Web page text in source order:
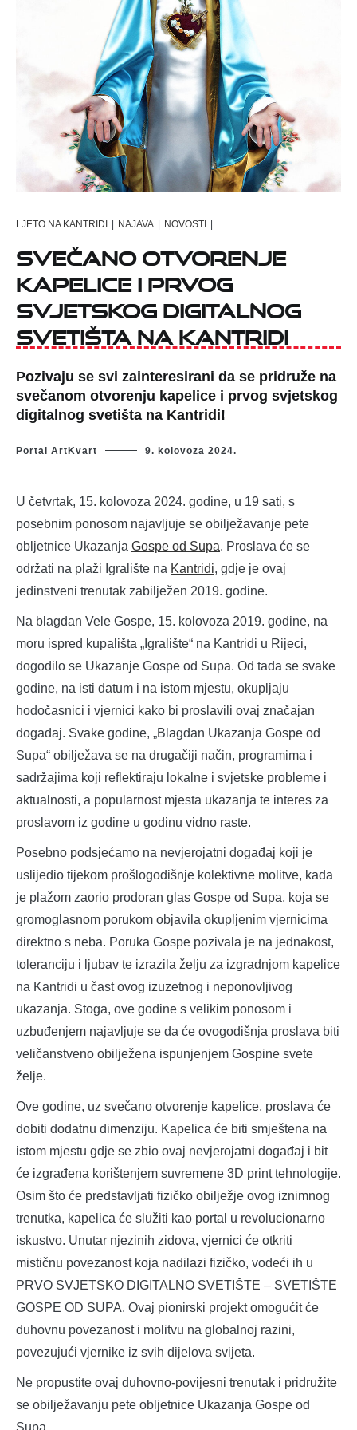
LJETO NA KANTRIDI | NAJAVA | NOVOSTI |
SVEČANO OTVORENJE
KAPELICE I PRVOG
SVJETSKOG DIGITALNOG
SVETIŠTA NA KANTRIDI
Pozivaju se svi zainteresirani da se pridruže na
svečanom otvorenju kapelice i prvog svjetskog
digitalnog svetišta na Kantridi!
Portal ArtKvart 9. kolovoza 2024.
U četvrtak, 15. kolovoza 2024. godine, u 19 sati, s
posebnim ponosom najavljuje se obilježavanje pete
obljetnice Ukazanja Gospe od Supa. Proslava će se
održati na plaži Igralište na Kantridi, gdje je ovaj
jedinstveni trenutak zabilježen 2019. godine.
Na blagdan Vele Gospe, 15. kolovoza 2019. godine, na
moru ispred kupališta „Igralište“ na Kantridi u Rijeci,
dogodilo se Ukazanje Gospe od Supa. Od tada se svake
godine, na isti datum i na istom mjestu, okupljaju
hodočasnici i vjernici kako bi proslavili ovaj značajan
događaj. Svake godine, „Blagdan Ukazanja Gospe od
Supa“ obilježava se na drugačiji način, programima i
sadržajima koji reflektiraju lokalne i svjetske probleme i
aktualnosti, a popularnost mjesta ukazanja te interes za
proslavom iz godine u godinu vidno raste.
Posebno podsjećamo na nevjerojatni događaj koji je
uslijedio tijekom prošlogodišnje kolektivne molitve, kada
je plažom zaorio prodoran glas Gospe od Supa, koja se
gromoglasnom porukom objavila okupljenim vjernicima
direktno s neba. Poruka Gospe pozivala je na jednakost,
toleranciju i ljubav te izrazila želju za izgradnjom kapelice
na Kantridi u čast ovog izuzetnog i neponovljivog
ukazanja. Stoga, ove godine s velikim ponosom i
uzbuđenjem najavljuje se da će ovogodišnja proslava biti
veličanstveno obilježena ispunjenjem Gospine svete
želje.
Ove godine, uz svečano otvorenje kapelice, proslava će
dobiti dodatnu dimenziju. Kapelica će biti smještena na
istom mjestu gdje se zbio ovaj nevjerojatni događaj i bit
će izgrađena korištenjem suvremene 3D print tehnologije.
Osim što će predstavljati fizičko obilježje ovog iznimnog
trenutka, kapelica će služiti kao portal u revolucionarno
iskustvo. Unutar njezinih zidova, vjernici će otkriti
mističnu povezanost koja nadilazi fizičko, vodeći ih u
PRVO SVJETSKO DIGITALNO SVETIŠTE – SVETIŠTE
GOSPE OD SUPA. Ovaj pionirski projekt omogućit će
duhovnu povezanost i molitvu na globalnoj razini,
povezujući vjernike iz svih dijelova svijeta.
Ne propustite ovaj duhovno-povijesni trenutak i pridružite
se obilježavanju pete obljetnice Ukazanja Gospe od
Supa.